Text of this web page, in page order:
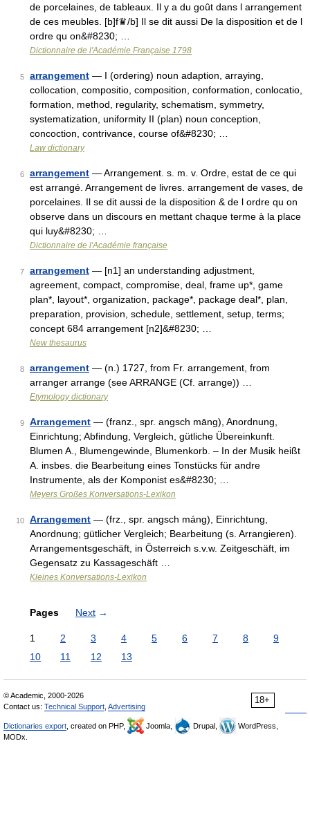
de porcelaines, de tableaux. Il y a du goût dans l arrangement
de ces meubles. [b]f♛/b] Il se dit aussi De la disposition et de l
ordre qu on&#8230; …
Dictionnaire de l'Académie Française 1798
5 arrangement — I (ordering) noun adaption, arraying,
collocation, compositio, composition, conformation, conlocatio,
formation, method, regularity, schematism, symmetry,
systematization, uniformity II (plan) noun conception,
concoction, contrivance, course of&#8230; …
Law dictionary
6 arrangement — Arrangement. s. m. v. Ordre, estat de ce qui
est arrangé. Arrangement de livres. arrangement de vases, de
porcelaines. Il se dit aussi de la disposition & de l ordre qu on
observe dans un discours en mettant chaque terme à la place
qui luy&#8230; …
Dictionnaire de l'Académie française
7 arrangement — [n1] an understanding adjustment,
agreement, compact, compromise, deal, frame up*, game
plan*, layout*, organization, package*, package deal*, plan,
preparation, provision, schedule, settlement, setup, terms;
concept 684 arrangement [n2]&#8230; …
New thesaurus
8 arrangement — (n.) 1727, from Fr. arrangement, from
arranger arrange (see ARRANGE (Cf. arrange)) …
Etymology dictionary
9 Arrangement — (franz., spr. angsch māng), Anordnung,
Einrichtung; Abfindung, Vergleich, gütliche Übereinkunft.
Blumen A., Blumengewinde, Blumenkorb. – In der Musik heißt
A. insbes. die Bearbeitung eines Tonstücks für andre
Instrumente, als der Komponist es&#8230; …
Meyers Großes Konversations-Lexikon
10 Arrangement — (frz., spr. angsch máng), Einrichtung,
Anordnung; gütlicher Vergleich; Bearbeitung (s. Arrangieren).
Arrangementsgeschäft, in Österreich s.v.w. Zeitgeschäft, im
Gegensatz zu Kassageschäft …
Kleines Konversations-Lexikon
Pages Next →
1 2 3 4 5 6 7 8
9
10
11 12 13
18+
© Academic, 2000-2026
Contact us: Technical Support Advertising
Dictionaries export , created on PHP, Joomla, Drupal,
WordPress,
MODx.